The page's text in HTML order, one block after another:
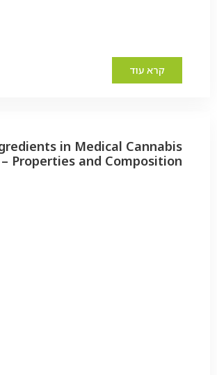
קרא עוד
in Medical Cannabis
– Properties and Composition